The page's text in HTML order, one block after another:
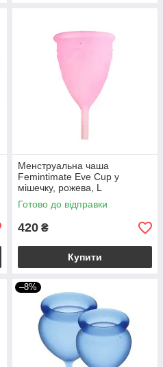
Менструальна чаша
Femintimate Eve Cup у
мішечку, рожева, L
Готово до відправки
420 ₴
Купити
–8%